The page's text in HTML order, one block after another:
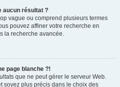
aucun résultat ?
vague ou comprend plusieurs termes
pouvez affiner votre recherche en
la recherche avancée.
page blanche ?!
que ne peut gérer le serveur Web.
soyez plus précis dans le choix des